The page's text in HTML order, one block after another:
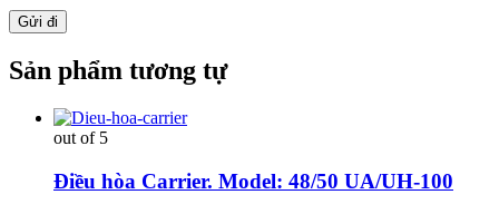
Sản phẩm tương tự
out of 5
Điều hòa Carrier. Model: 48/50 UA/UH-100